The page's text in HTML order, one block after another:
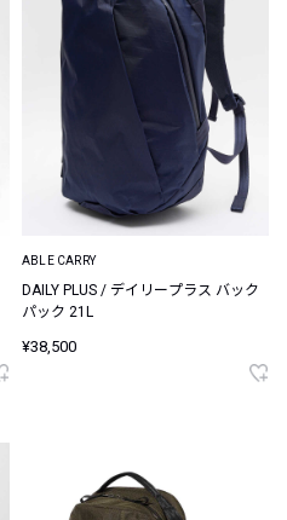
ABLE CARRY
DAILY PLUS / デイリープラス バック
パック 21L
¥38,500